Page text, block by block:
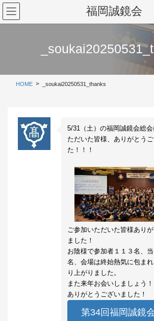
コ
ン
テ
ナ
ビ
ゲ
福岡誠鏡会
HOME _soukai20250531_thanks
5/31（土）の福岡誠鏡会総
ただいた皆様、ありがとう
た！！！
ご参加いただいた皆様あり
ました！
お陰様で参加者１１３名、
名、会場は終始熱気に包ま
り上がりました。
また来年お会いしましょう！
ありがとうございました！
第34回福岡誠鏡